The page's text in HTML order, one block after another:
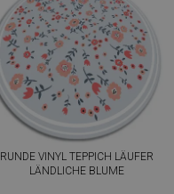
RUNDE VINYL TEPPICH LÄUFER
LÄNDLICHE BLUME